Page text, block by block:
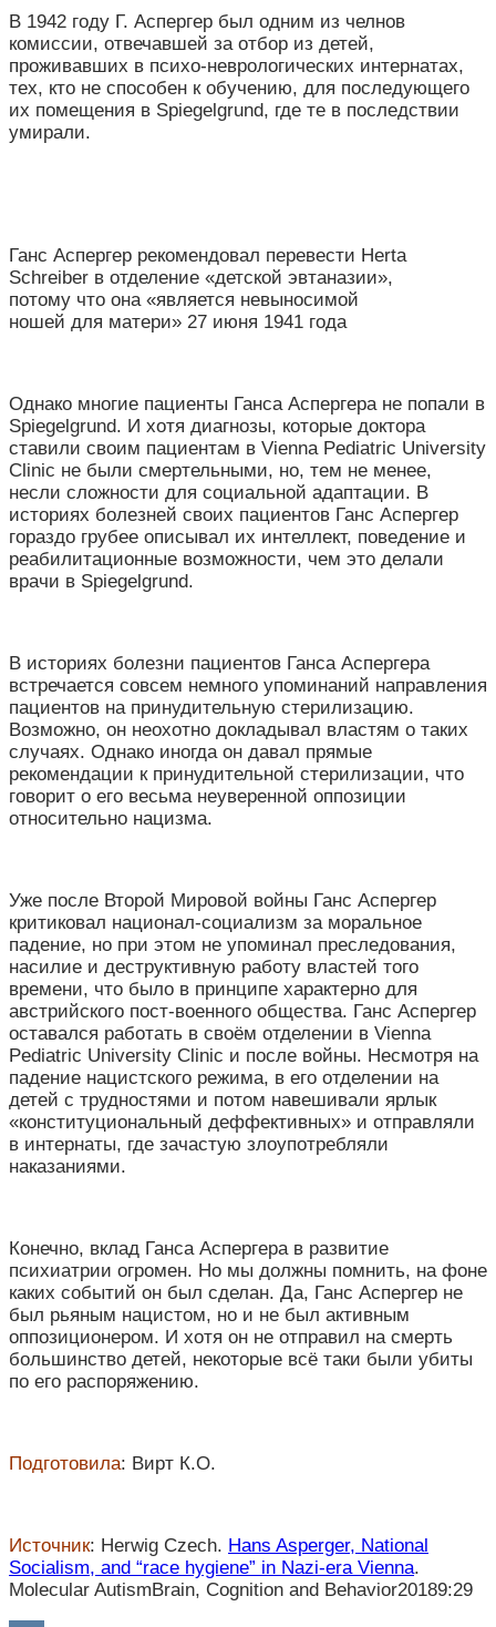
В 1942 году Г. Аспергер был одним из челнов
комиссии, отвечавшей за отбор из детей,
проживавших в психо-неврологических интернатах,
тех, кто не способен к обучению, для последующего
их помещения в Spiegelgrund, где те в последствии
умирали.
Ганс Аспергер рекомендовал перевести Herta
Schreiber в отделение «детской эвтаназии»,
потому что она «является невыносимой
ношей для матери» 27 июня 1941 года
Однако многие пациенты Ганса Аспергера не попали в
Spiegelgrund. И хотя диагнозы, которые доктора
ставили своим пациентам в Vienna Pediatric University
Clinic не были смертельными, но, тем не менее,
несли сложности для социальной адаптации. В
историях болезней своих пациентов Ганс Аспергер
гораздо грубее описывал их интеллект, поведение и
реабилитационные возможности, чем это делали
врачи в Spiegelgrund.
В историях болезни пациентов Ганса Аспергера
встречается совсем немного упоминаний направления
пациентов на принудительную стерилизацию.
Возможно, он неохотно докладывал властям о таких
случаях. Однако иногда он давал прямые
рекомендации к принудительной стерилизации, что
говорит о его весьма неуверенной оппозиции
относительно нацизма.
Уже после Второй Мировой войны Ганс Аспергер
критиковал национал-социализм за моральное
падение, но при этом не упоминал преследования,
насилие и деструктивную работу властей того
времени, что было в принципе характерно для
австрийского пост-военного общества. Ганс Аспергер
оставался работать в своём отделении в Vienna
Pediatric University Clinic и после войны. Несмотря на
падение нацистского режима, в его отделении на
детей с трудностями и потом навешивали ярлык
«конституциональный деффективных» и отправляли
в интернаты, где зачастую злоупотребляли
наказаниями.
Конечно, вклад Ганса Аспергера в развитие
психиатрии огромен. Но мы должны помнить, на фоне
каких событий он был сделан. Да, Ганс Аспергер не
был рьяным нацистом, но и не был активным
оппозиционером. И хотя он не отправил на смерть
большинство детей, некоторые всё таки были убиты
по его распоряжению.
Подготовила: Вирт К.О.
Источник: Herwig Czech. Hans Asperger, National
Socialism, and “race hygiene” in Nazi-era Vienna.
Molecular AutismBrain, Cognition and Behavior20189:29